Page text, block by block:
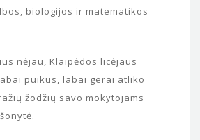
biologijos ir matematikos
nėjau, Klaipėdos licėjaus
puikūs, labai gerai atliko
žodžių savo mokytojams